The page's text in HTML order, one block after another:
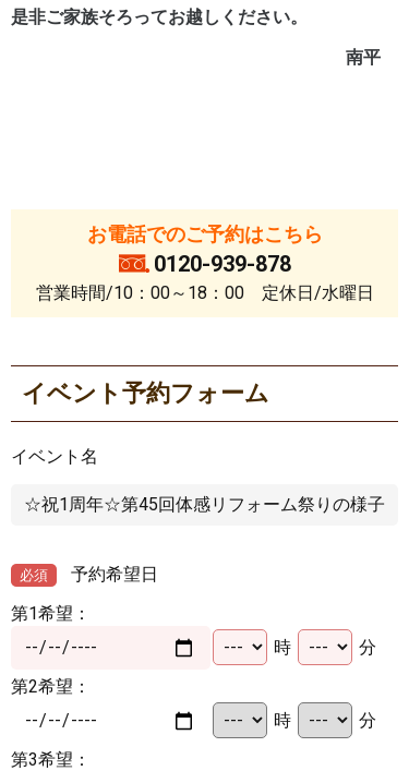
是非ご家族そろってお越しください。
南平
お電話でのご予約はこちら
0120-939-878
営業時間/10：00～18：00 定休日/水曜日
イベント予約フォーム
イベント名
必須
予約希望日
第1希望：
時
分
第2希望：
時
分
第3希望：